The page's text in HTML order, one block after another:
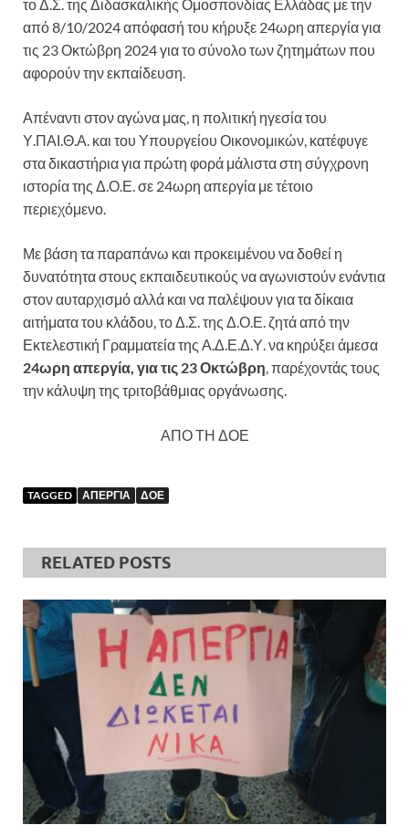
το Δ.Σ. της Διδασκαλικής Ομοσπονδίας Ελλάδας με την
από 8/10/2024 απόφασή του κήρυξε 24ωρη απεργία για
τις 23 Οκτώβρη 2024 για το σύνολο των ζητημάτων που
αφορούν την εκπαίδευση.
Απέναντι στον αγώνα μας, η πολιτική ηγεσία του
Υ.ΠΑΙ.Θ.Α. και του Υπουργείου Οικονομικών, κατέφυγε
στα δικαστήρια για πρώτη φορά μάλιστα στη σύγχρονη
ιστορία της Δ.Ο.Ε. σε 24ωρη απεργία με τέτοιο
περιεχόμενο.
Με βάση τα παραπάνω και προκειμένου να δοθεί η
δυνατότητα στους εκπαιδευτικούς να αγωνιστούν ενάντια
στον αυταρχισμό αλλά και να παλέψουν για τα δίκαια
αιτήματα του κλάδου, το Δ.Σ. της Δ.Ο.Ε. ζητά από την
Εκτελεστική Γραμματεία της Α.Δ.Ε.Δ.Υ. να κηρύξει άμεσα
24ωρη απεργία, για τις 23 Οκτώβρη , παρέχοντάς τους
την κάλυψη της τριτοβάθμιας οργάνωσης.
ΑΠΟ ΤΗ ΔΟΕ
TAGGED ΑΠΕΡΓΙΑ ΔΟΕ
RELATED POSTS